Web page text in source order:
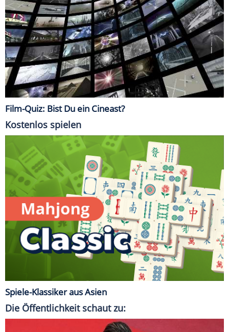
Film-Quiz: Bist Du ein Cineast?
Kostenlos spielen
Spiele-Klassiker aus Asien
Die Öffentlichkeit schaut zu: